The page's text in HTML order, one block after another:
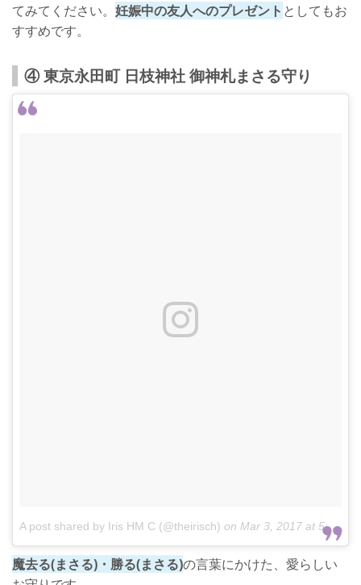
てみてください。 妊娠中の友人へのプレゼント としてもお
すすめです。
④ 東京永田町 日枝神社 御神札まさる守り
A post shared by Iris HM C (@theirisch) on Mar 3, 2017 at 5:09am PST
魔去る(まさる)・勝る(まさる)の言葉にかけた、愛らしい